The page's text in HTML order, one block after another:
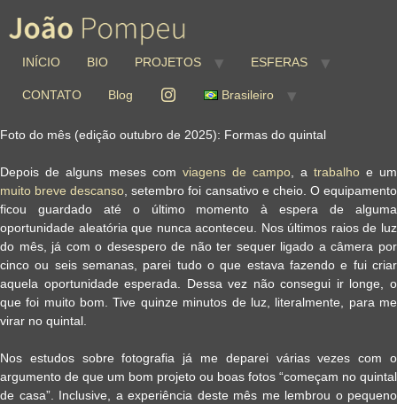
INÍCIO BIO PROJETOS ESFERAS
CONTATO Blog Brasileiro
Foto do mês (edição outubro de 2025): Formas do quintal
Depois de alguns meses com viagens de campo , a trabalho e um
muito breve descanso , setembro foi cansativo e cheio. O equipamento
ficou guardado até o último momento à espera de alguma
oportunidade aleatória que nunca aconteceu. Nos últimos raios de luz
do mês, já com o desespero de não ter sequer ligado a câmera por
cinco ou seis semanas, parei tudo o que estava fazendo e fui criar
aquela oportunidade esperada. Dessa vez não consegui ir longe, o
que foi muito bom. Tive quinze minutos de luz, literalmente, para me
virar no quintal.
Nos estudos sobre fotografia já me deparei várias vezes com o
argumento de que um bom projeto ou boas fotos “começam no quintal
de casa”. Inclusive, a experiência deste mês me lembrou o pequeno